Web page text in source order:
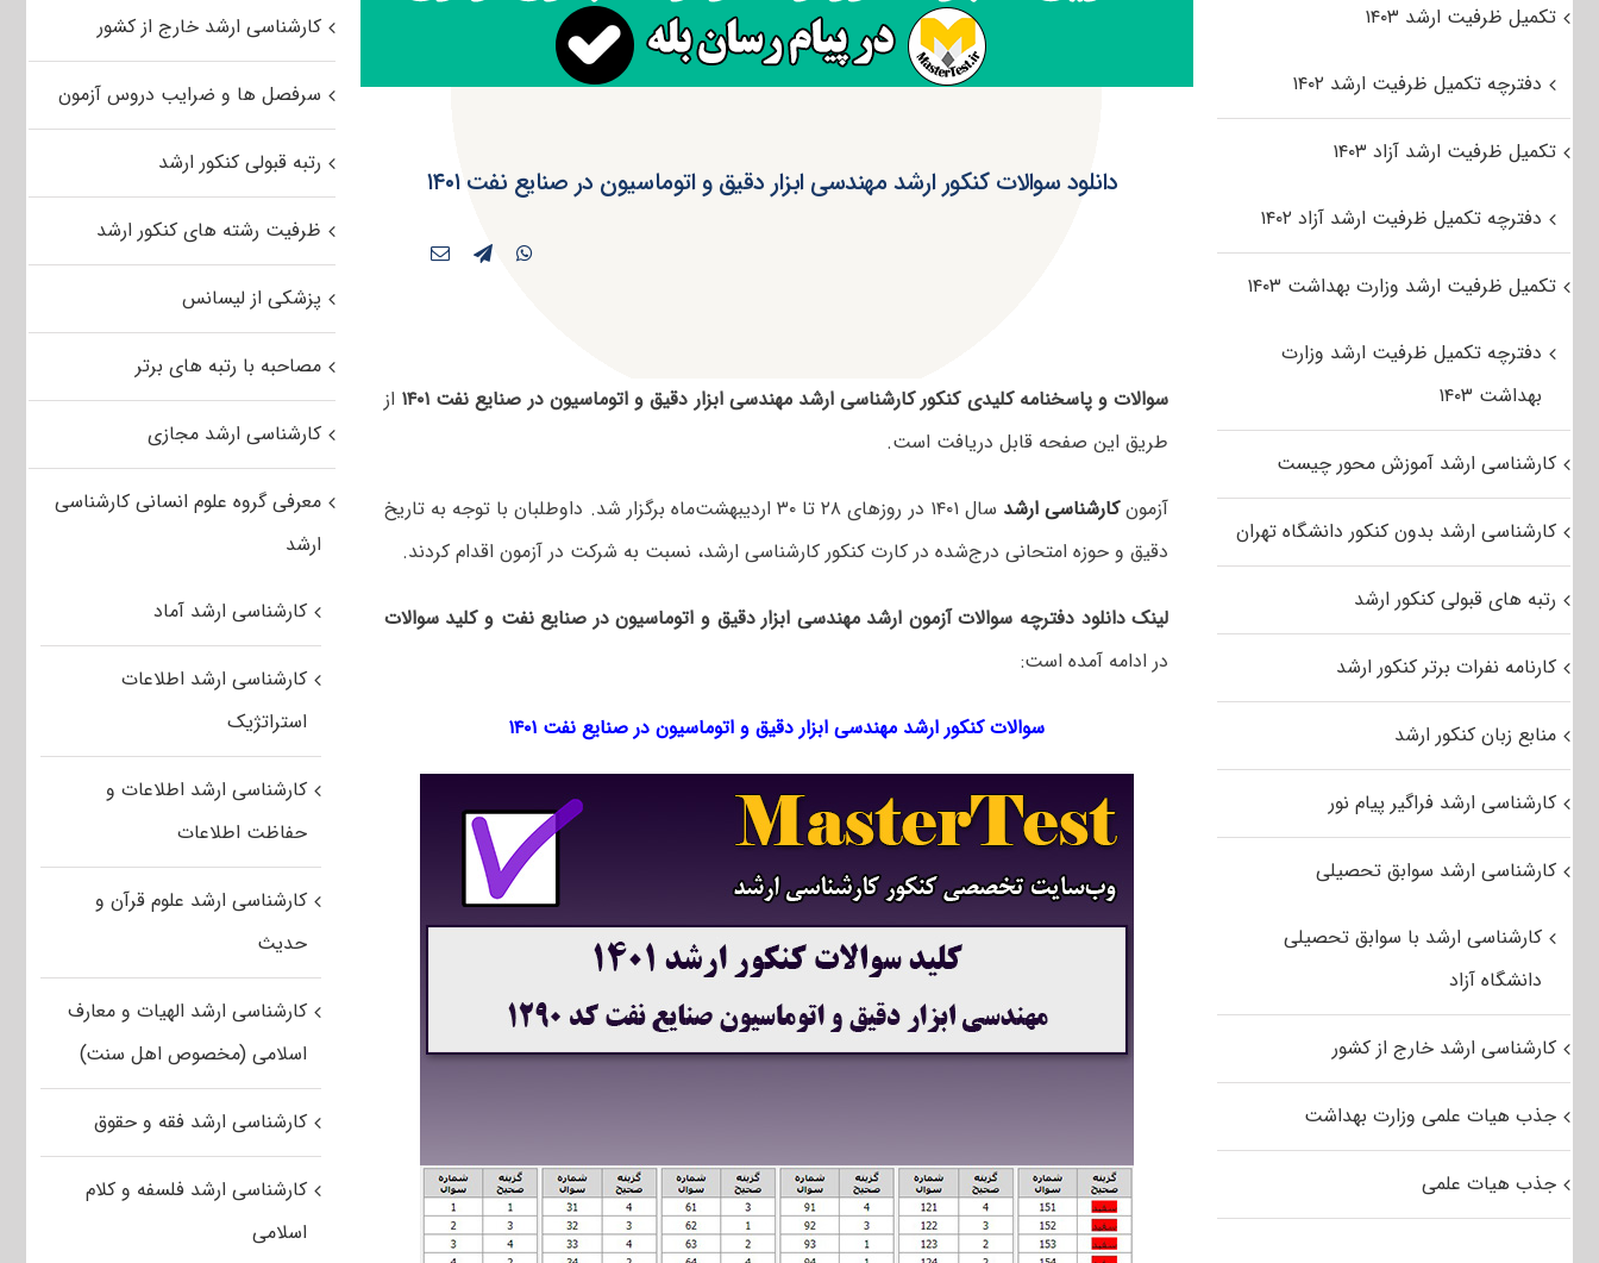
دانلود سوالات کنکور ارشد مهندسی ابزار دقیق و اتوماسیون در صنایع نفت ۱۴۰۱
سوالات و پاسخنامه کلیدی کنکور کارشناسی ارشد مهندسی ابزار دقیق و اتوماسیون در صنایع نفت ۱۴۰۱
از
طریق این صفحه قابل دریافت است.
آزمونکارشناسی ارشد
سال ۱۴۰۱ در روزهای ۲۸ تا ۳۰ اردیبهشت‌ماه برگزار شد. داوطلبان با توجه به تاریخ
دقیق و حوزه امتحانی درج‌شده در کارت کنکور کارشناسی ارشد، نسبت به شرکت در آزمون اقدام کردند.
لینک دانلود دفترچه سوالات آزمون ارشد مهندسی ابزار دقیق و اتوماسیون در صنایع نفت و کلید سوالات
در ادامه آمده است:
سوالات کنکور ارشد مهندسی ابزار دقیق و اتوماسیون در صنایع نفت ۱۴۰۱
کارشناسی ارشد خارج از کشور
سرفصل ها و ضرایب دروس آزمون
رتبه قبولی کنکور ارشد
ظرفیت رشته های کنکور ارشد
پزشکی از لیسانس
مصاحبه با رتبه های برتر
کارشناسی ارشد مجازی
معرفی گروه علوم انسانی کارشناسی
ارشد
کارشناسی ارشد آماد
کارشناسی ارشد اطلاعات
استراتژیک
کارشناسی ارشد اطلاعات و
حفاظت اطلاعات
کارشناسی ارشد علوم قرآن و
حدیث
کارشناسی ارشد الهیات و معارف
اسلامی (مخصوص اهل سنت)
کارشناسی ارشد فقه و حقوق
کارشناسی ارشد فلسفه و کلام
اسلامی
تکمیل ظرفیت ارشد ۱۴۰۳
دفترچه تکمیل ظرفیت ارشد ۱۴۰۲
تکمیل ظرفیت ارشد آزاد ۱۴۰۳
دفترچه تکمیل ظرفیت ارشد آزاد ۱۴۰۲
تکمیل ظرفیت ارشد وزارت بهداشت ۱۴۰۳
دفترچه تکمیل ظرفیت ارشد وزارت
بهداشت ۱۴۰۳
کارشناسی ارشد آموزش محور چیست
کارشناسی ارشد بدون کنکور دانشگاه تهران
رتبه های قبولی کنکور ارشد
کارنامه نفرات برتر کنکور ارشد
منابع زبان کنکور ارشد
کارشناسی ارشد فراگیر پیام نور
کارشناسی ارشد سوابق تحصیلی
کارشناسی ارشد با سوابق تحصیلی
دانشگاه آزاد
کارشناسی ارشد خارج از کشور
جذب هیات علمی وزارت بهداشت
جذب هیات علمی